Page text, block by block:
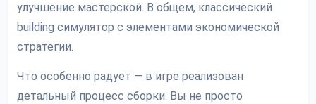
улучшение мастерской. В общем, классический
building симулятор с элементами экономической
стратегии.
Что особенно радует — в игре реализован
детальный процесс сборки. Вы не просто